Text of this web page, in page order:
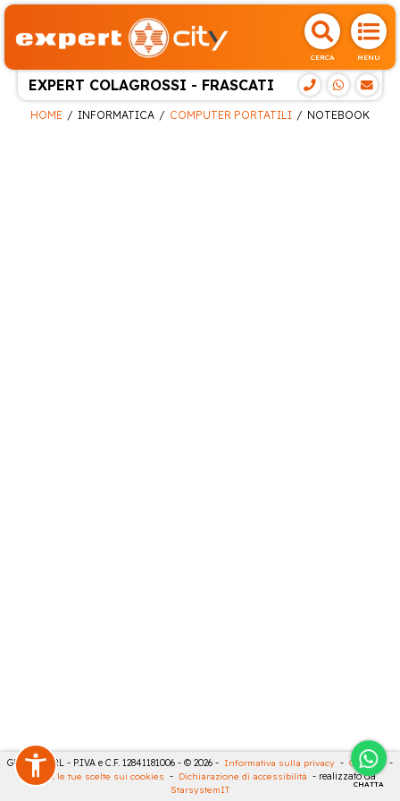
CERCA MENU
EXPERT COLAGROSSI - FRASCATI
CHATTA
HOME INFORMATICA COMPUTER PORTATILI NOTEBOOK
GECO 14 SRL - P.IVA e C.F. 12841181006 - © 2026 - Informativa sulla privacy - Cookies
-
Rivedi le tue scelte sui cookies - Dichiarazione di accessibilità - realizzato da
StarsystemIT